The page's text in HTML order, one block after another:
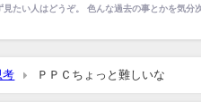
たい人はどうぞ。 色んな過去の事とかを気分
考 ＰＰＣちょっと難しいな